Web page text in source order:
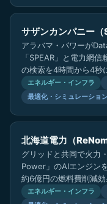
サザンカンパニー
アラバマ・パワーが
「SPEAR」と電力網
の検索を4時間から4秒
エネルギー・インフラ
最適化・シミュレーショ
北海道電力（
グリッドと共同で火力
Power」のAIエンジン
約6億円の燃料費削減効
エネルギー・インフラ